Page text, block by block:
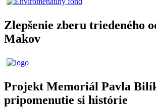
Zlepšenie zberu triedeného
Makov
Projekt Memoriál Pavla
pripomenutie si histórie